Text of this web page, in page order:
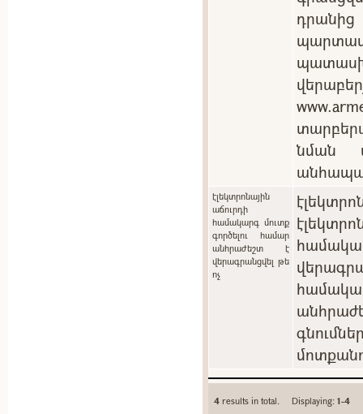
նման
էլեկտրոնային
աճուրդի
համակարգ մուտք
գործելու համար
անհրաժեշտ է
վերագրանցվել թե
ոչ
4 results in total. Displaying:1-4